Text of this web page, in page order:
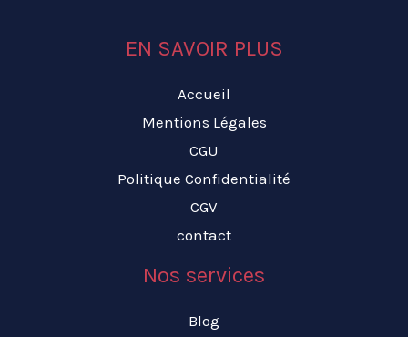
EN SAVOIR PLUS
Accueil
Mentions Légales
CGU
Politique Confidentialité
CGV
contact
Nos services
Blog